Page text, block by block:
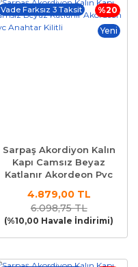
%20
Yeni
Vade Farksız 3 Taksit
Sarpaş Akordiyon Kalın
Kapı Camsız Beyaz
Katlanır Akordeon Pvc
4.879,00 TL
6.098,75 TL
(%10,00 Havale İndirimi)